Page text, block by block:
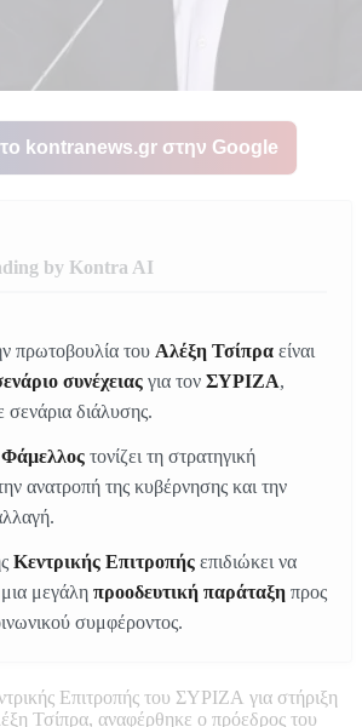
kontranews.gr στην Google
by Kontra AI
πρωτοβουλία του Αλέξη Τσίπρα είναι
συνέχειας για τον ΣΥΡΙΖΑ,
σενάρια διάλυσης.
τονίζει τη στρατηγική
ανατροπή της κυβέρνησης και την
Κεντρικής Επιτροπής επιδιώκει να
μεγάλη προοδευτική παράταξη προς
συμφέροντος.
Επιτροπής του ΣΥΡΙΖΑ για στήριξη
Τσίπρα, αναφέρθηκε ο πρόεδρος του